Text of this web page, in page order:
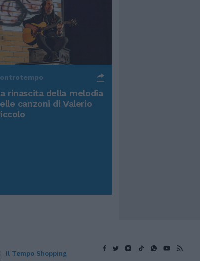
rinascita della melodia
canzoni di Valerio
Il Tempo Shopping